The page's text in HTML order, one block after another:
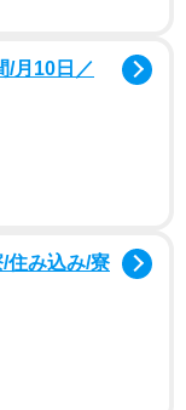
/月10日／
住み込み/寮